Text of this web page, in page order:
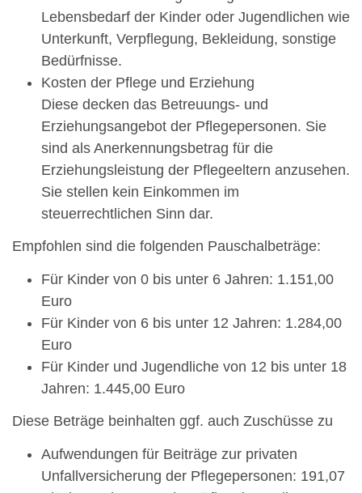
Lebensbedarf der Kinder oder Jugendlichen wie
Unterkunft, Verpflegung, Bekleidung, sonstige
Bedürfnisse.
Kosten der Pflege und Erziehung
Diese decken das Betreuungs- und
Erziehungsangebot der Pflegepersonen. Sie
sind als Anerkennungsbetrag für die
Erziehungsleistung der Pflegeeltern anzusehen.
Sie stellen kein Einkommen im
steuerrechtlichen Sinn dar.
Empfohlen sind die folgenden Pauschalbeträge:
Für Kinder von 0 bis unter 6 Jahren: 1.151,00
Euro
Für Kinder von 6 bis unter 12 Jahren: 1.284,00
Euro
Für Kinder und Jugendliche von 12 bis unter 18
Jahren: 1.445,00 Euro
Diese Beträge beinhalten ggf. auch Zuschüsse zu
Aufwendungen für Beiträge zur privaten
Unfallversicherung der Pflegepersonen: 191,07